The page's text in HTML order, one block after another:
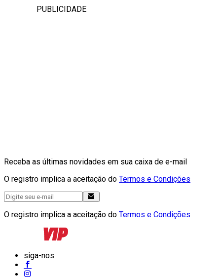
PUBLICIDADE
Receba as últimas novidades em sua caixa de e-mail
O registro implica a aceitação do Termos e Condições
O registro implica a aceitação do Termos e Condições
siga-nos